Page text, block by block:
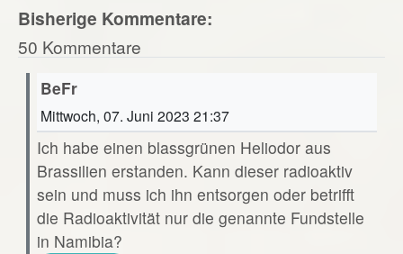
Bisherige Kommentare:
50 Kommentare
BeFr
Mittwoch, 07. Juni 2023 21:37
Ich habe einen blassgrünen Heliodor aus
Brassilien erstanden. Kann dieser radioaktiv
sein und muss ich ihn entsorgen oder betrifft
die Radioaktivität nur die genannte Fundstelle
in Namibia?